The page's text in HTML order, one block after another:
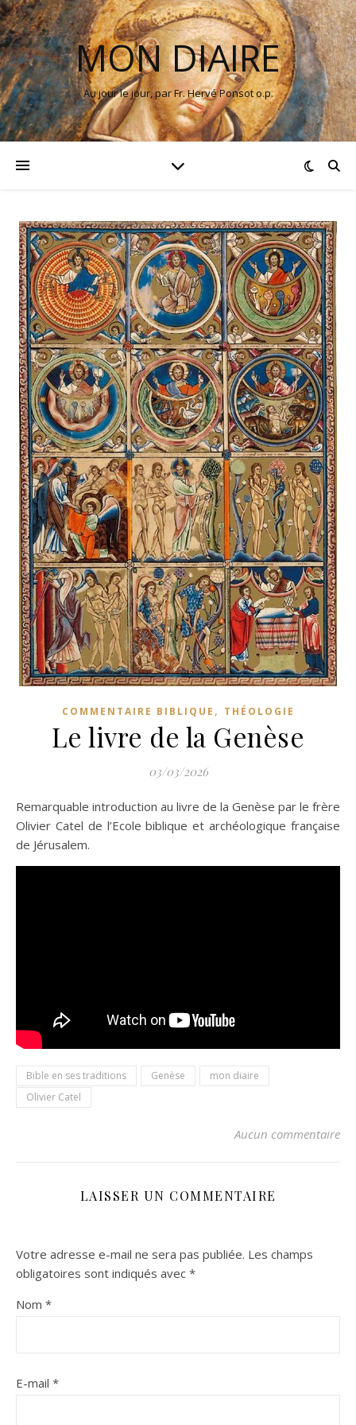
MON DIAIRE
Au jour le jour, par Fr. Hervé Ponsot o.p.
COMMENTAIRE BIBLIQUE , THÉOLOGIE
Le livre de la Genèse
03/03/2026
Remarquable introduction au livre de la Genèse par le frère
Olivier Catel de l’Ecole biblique et archéologique française
de Jérusalem.
Bible en ses traditions Genèse
mon diaire
Olivier Catel
Aucun commentaire
LAISSER UN COMMENTAIRE
Votre adresse e-mail ne sera pas publiée. Les champs
obligatoires sont indiqués avec *
Nom *
E-mail *